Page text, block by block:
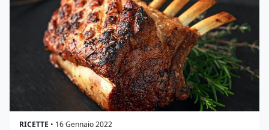
RICETTE • 16 Gennaio 2022